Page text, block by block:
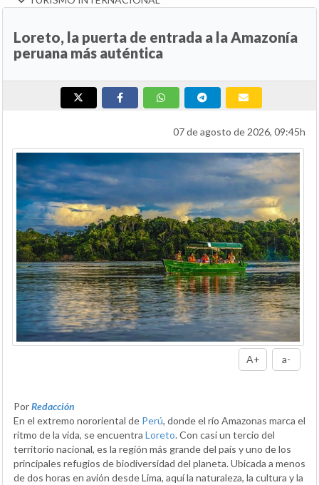
Loreto, la puerta de entrada a la Amazonía
peruana más auténtica
07 de agosto de 2026, 09:45h
A+ a-
PorRedacción
En el extremo nororiental de Perú, donde el río Amazonas marca el
ritmo de la vida, se encuentra Loreto. Con casi un tercio del
territorio nacional, es la región más grande del país y uno de los
principales refugios de biodiversidad del planeta. Ubicada a menos
de dos horas en avión desde Lima, aquí la naturaleza, la cultura y la